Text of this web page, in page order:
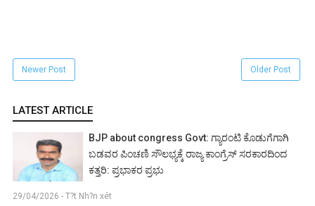
Newer Post Older Post
LATEST ARTICLE
BJP about congress Govt: ಗ್ಯಾರಂಟಿ ಕೊಡುಗೆಗಾಗಿ
ಬಡವರ ಪಿಂಚಣಿ ಸೌಲಭ್ಯಕ್ಕೆ ರಾಜ್ಯ ಕಾಂಗ್ರೆಸ್ ಸರಕಾರದಿಂದ
ಕತ್ತರಿ: ಪ್ರಭಾಕರ ಪ್ರಭು
29/04/2026 - T?t Nh?n xét